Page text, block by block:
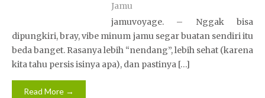
Jamu
jamuvoyage. – Nggak bisa
dipungkiri, bray, vibe minum jamu segar buatan sendiri itu
beda banget. Rasanya lebih “nendang”, lebih sehat (karena
kita tahu persis isinya apa), dan pastinya […]
Read More →